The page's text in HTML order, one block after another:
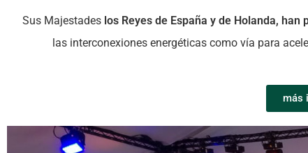
Sus Majestades los Reyes de España y de Holanda,
las interconexiones energéticas como vía para
más